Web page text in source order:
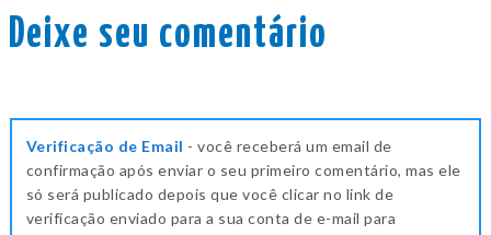
Deixe seu comentário
Verificação de Email - você receberá um email de
confirmação após enviar o seu primeiro comentário, mas ele
só será publicado depois que você clicar no link de
verificação enviado para a sua conta de e-mail para